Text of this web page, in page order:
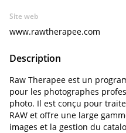
Site web
www.rawtherapee.com
Description
Raw Therapee est un
pour les photographes
photo. Il est conçu pour
RAW et offre une large
images et la gestion du